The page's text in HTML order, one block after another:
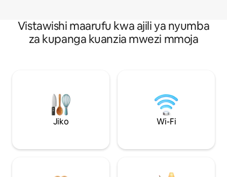
Vistawishi maarufu kwa ajili ya nyumba
za kupanga kuanzia mwezi mmoja
Jiko Wi-Fi